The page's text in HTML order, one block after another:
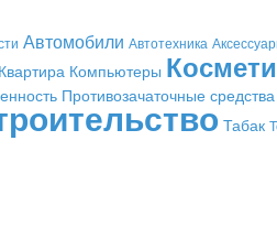
Автомобили Автотехника
Квартира Компьютеры
Противозачаточные средства
Табак